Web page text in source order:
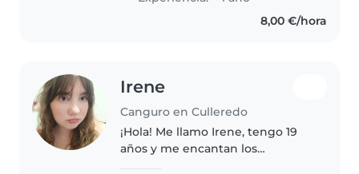
actividades y asegurarme de que
8,00 €/hora
Irene
Canguro en Culleredo
¡Hola! Me llamo Irene, tengo 19
años y me encantan los